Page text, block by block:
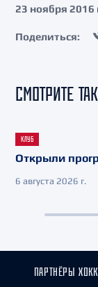
23 ноября 2016
Поделиться:
СМОТРИТЕ
КЛУБ
Открыли
6 августа 2026 г.
ПАРТНЁРЫ